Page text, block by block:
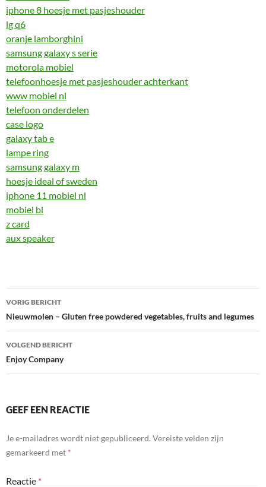
iphone 8 hoesje met pasjeshouder
lg q6
oranje lamborghini
samsung galaxy s serie
motorola mobiel
telefoonhoesje met pasjeshouder achterkant
www mobiel nl
telefoon onderdelen
case logo
galaxy tab e
lampe ring
samsung galaxy m
hoesje ideal of sweden
iphone 11 mobiel nl
mobiel bl
z card
aux speaker
Bericht
navigatie
VORIG BERICHT
Nieuwmolen – Gluten free powdered vegetables, fruits and legumes
VOLGEND BERICHT
Enjoy Company
GEEF EEN REACTIE
Je e-mailadres wordt niet gepubliceerd. Vereiste velden zijn
gemarkeerd met *
Reactie *